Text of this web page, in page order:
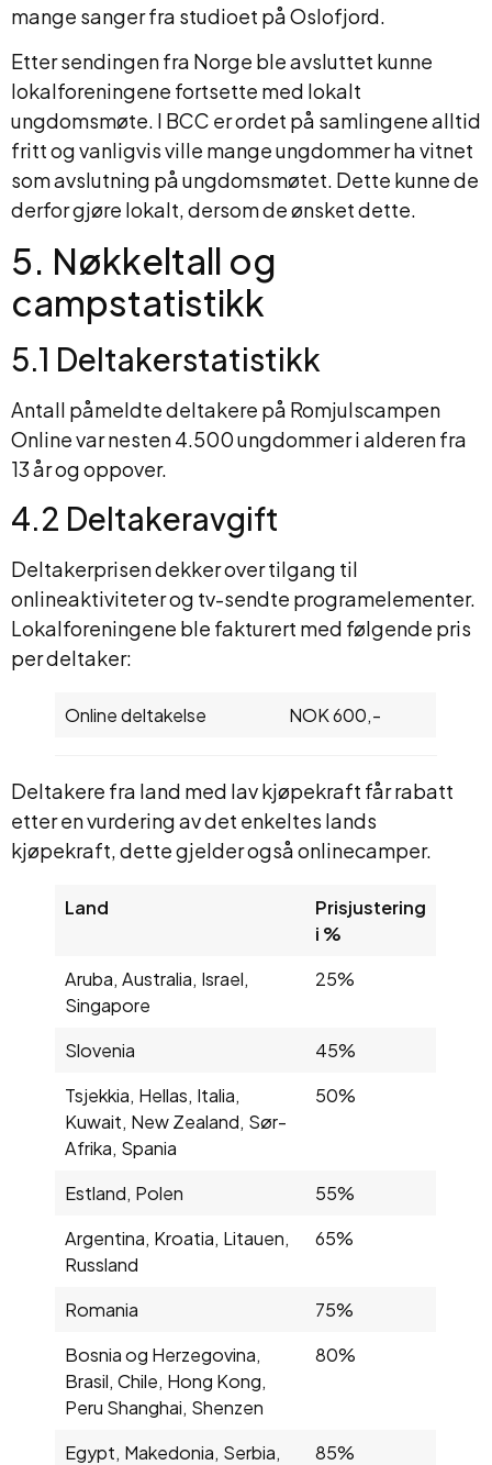
mange sanger fra studioet på Oslofjord.
Etter sendingen fra Norge ble avsluttet kunne
lokalforeningene fortsette med lokalt
ungdomsmøte. I BCC er ordet på samlingene alltid
fritt og vanligvis ville mange ungdommer ha vitnet
som avslutning på ungdomsmøtet. Dette kunne de
derfor gjøre lokalt, dersom de ønsket dette.
5. Nøkkeltall og
campstatistikk
5.1 Deltakerstatistikk
Antall påmeldte deltakere på Romjulscampen
Online var nesten 4.500 ungdommer i alderen fra
13 år og oppover.
4.2 Deltakeravgift
Deltakerprisen dekker over tilgang til
onlineaktiviteter og tv-sendte programelementer.
Lokalforeningene ble fakturert med følgende pris
per deltaker:
Online deltakelse NOK 600,-
Deltakere fra land med lav kjøpekraft får rabatt
etter en vurdering av det enkeltes lands
kjøpekraft, dette gjelder også onlinecamper.
Land
Prisjustering
i %
Aruba, Australia, Israel,
Singapore
25%
Slovenia
45%
Tsjekkia, Hellas, Italia,
Kuwait, New Zealand, Sør-
Afrika, Spania
50%
Estland, Polen
55%
Argentina, Kroatia, Litauen,
Russland
65%
Romania
75%
Bosnia og Herzegovina,
Brasil, Chile, Hong Kong,
Peru Shanghai, Shenzen
80%
Egypt, Makedonia, Serbia,
85%